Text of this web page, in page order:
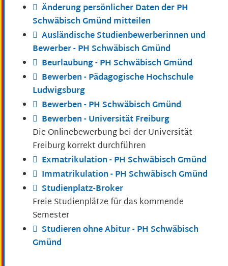
Änderung persönlicher Daten der PH
Schwäbisch Gmünd mitteilen
Ausländische Studienbewerberinnen und
Bewerber - PH Schwäbisch Gmünd
Beurlaubung - PH Schwäbisch Gmünd
Bewerben - Pädagogische Hochschule
Ludwigsburg
Bewerben - PH Schwäbisch Gmünd
Bewerben - Universität Freiburg
Die Onlinebewerbung bei der Universität
Freiburg korrekt durchführen
Exmatrikulation - PH Schwäbisch Gmünd
Immatrikulation - PH Schwäbisch Gmünd
Studienplatz-Broker
Freie Studienplätze für das kommende
Semester
Studieren ohne Abitur - PH Schwäbisch
Gmünd